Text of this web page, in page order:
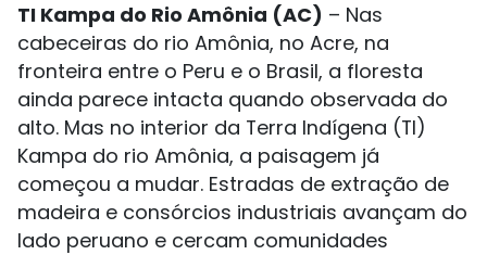
TI Kampa do Rio Amônia (AC) – Nas
cabeceiras do rio Amônia, no Acre, na
fronteira entre o Peru e o Brasil, a floresta
ainda parece intacta quando observada do
alto. Mas no interior da Terra Indígena (TI)
Kampa do rio Amônia, a paisagem já
começou a mudar. Estradas de extração de
madeira e consórcios industriais avançam do
lado peruano e cercam comunidades